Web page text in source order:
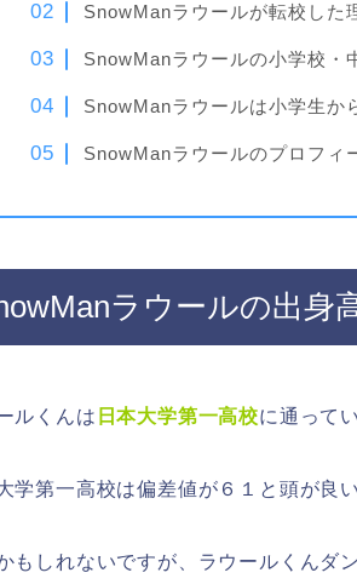
SnowManラウールが転校した
SnowManラウールの小学校・
SnowManラウールは小学生か
SnowManラウールのプロフィ
ラウールの出身
ルくんは 日本大学第一高校に通って
学第一高校は偏差値が６１と頭が良
もしれないですが、ラウールくんダ